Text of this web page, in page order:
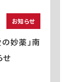
お知らせ
妙薬」南
せ